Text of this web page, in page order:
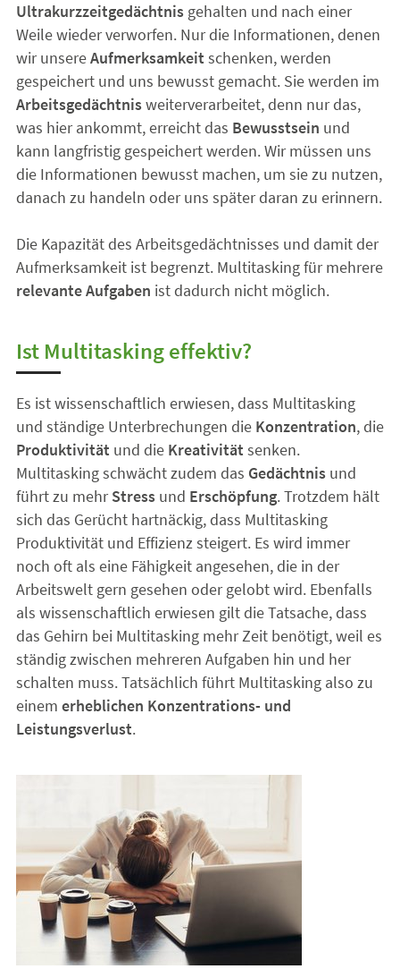
Ultrakurzzeitgedächtnisgehalten und nach einer
Weile wieder verworfen. Nur die Informationen, denen
wir unsereAufmerksamkeit schenken, werden
gespeichert und uns bewusst gemacht. Sie werden im
Arbeitsgedächtnisweiterverarbeitet, denn nur das,
was hier ankommt, erreicht das Bewusstsein und
kann langfristig gespeichert werden. Wir müssen uns
die Informationen bewusst machen, um sie zu nutzen,
danach zu handeln oder uns später daran zu erinnern.
Die Kapazität des Arbeitsgedächtnisses und damit der
Aufmerksamkeit ist begrenzt. Multitasking für mehrere
relevante Aufgaben ist dadurch nicht möglich.
Ist Multitasking effektiv?
Es ist wissenschaftlich erwiesen, dass Multitasking
und ständige Unterbrechungen die Konzentration, die
Produktivität und die Kreativität senken.
Multitasking schwächt zudem das Gedächtnis und
führt zu mehrStressund Erschöpfung. Trotzdem hält
sich das Gerücht hartnäckig, dass Multitasking
Produktivität und Effizienz steigert. Es wird immer
noch oft als eine Fähigkeit angesehen, die in der
Arbeitswelt gern gesehen oder gelobt wird. Ebenfalls
als wissenschaftlich erwiesen gilt die Tatsache, dass
das Gehirn bei Multitasking mehr Zeit benötigt, weil es
ständig zwischen mehreren Aufgaben hin und her
schalten muss. Tatsächlich führt Multitasking also zu
einem erheblichen Konzentrations- und
Leistungsverlust.